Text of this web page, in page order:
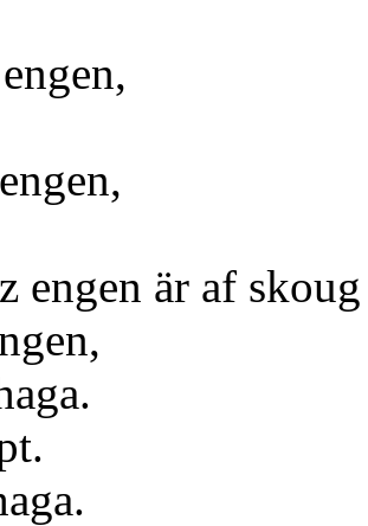
engen är af skoug